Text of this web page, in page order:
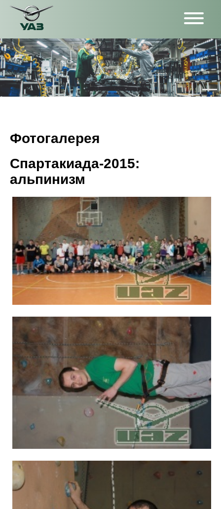
Фотогалерея
Спартакиада-2015:
альпинизм